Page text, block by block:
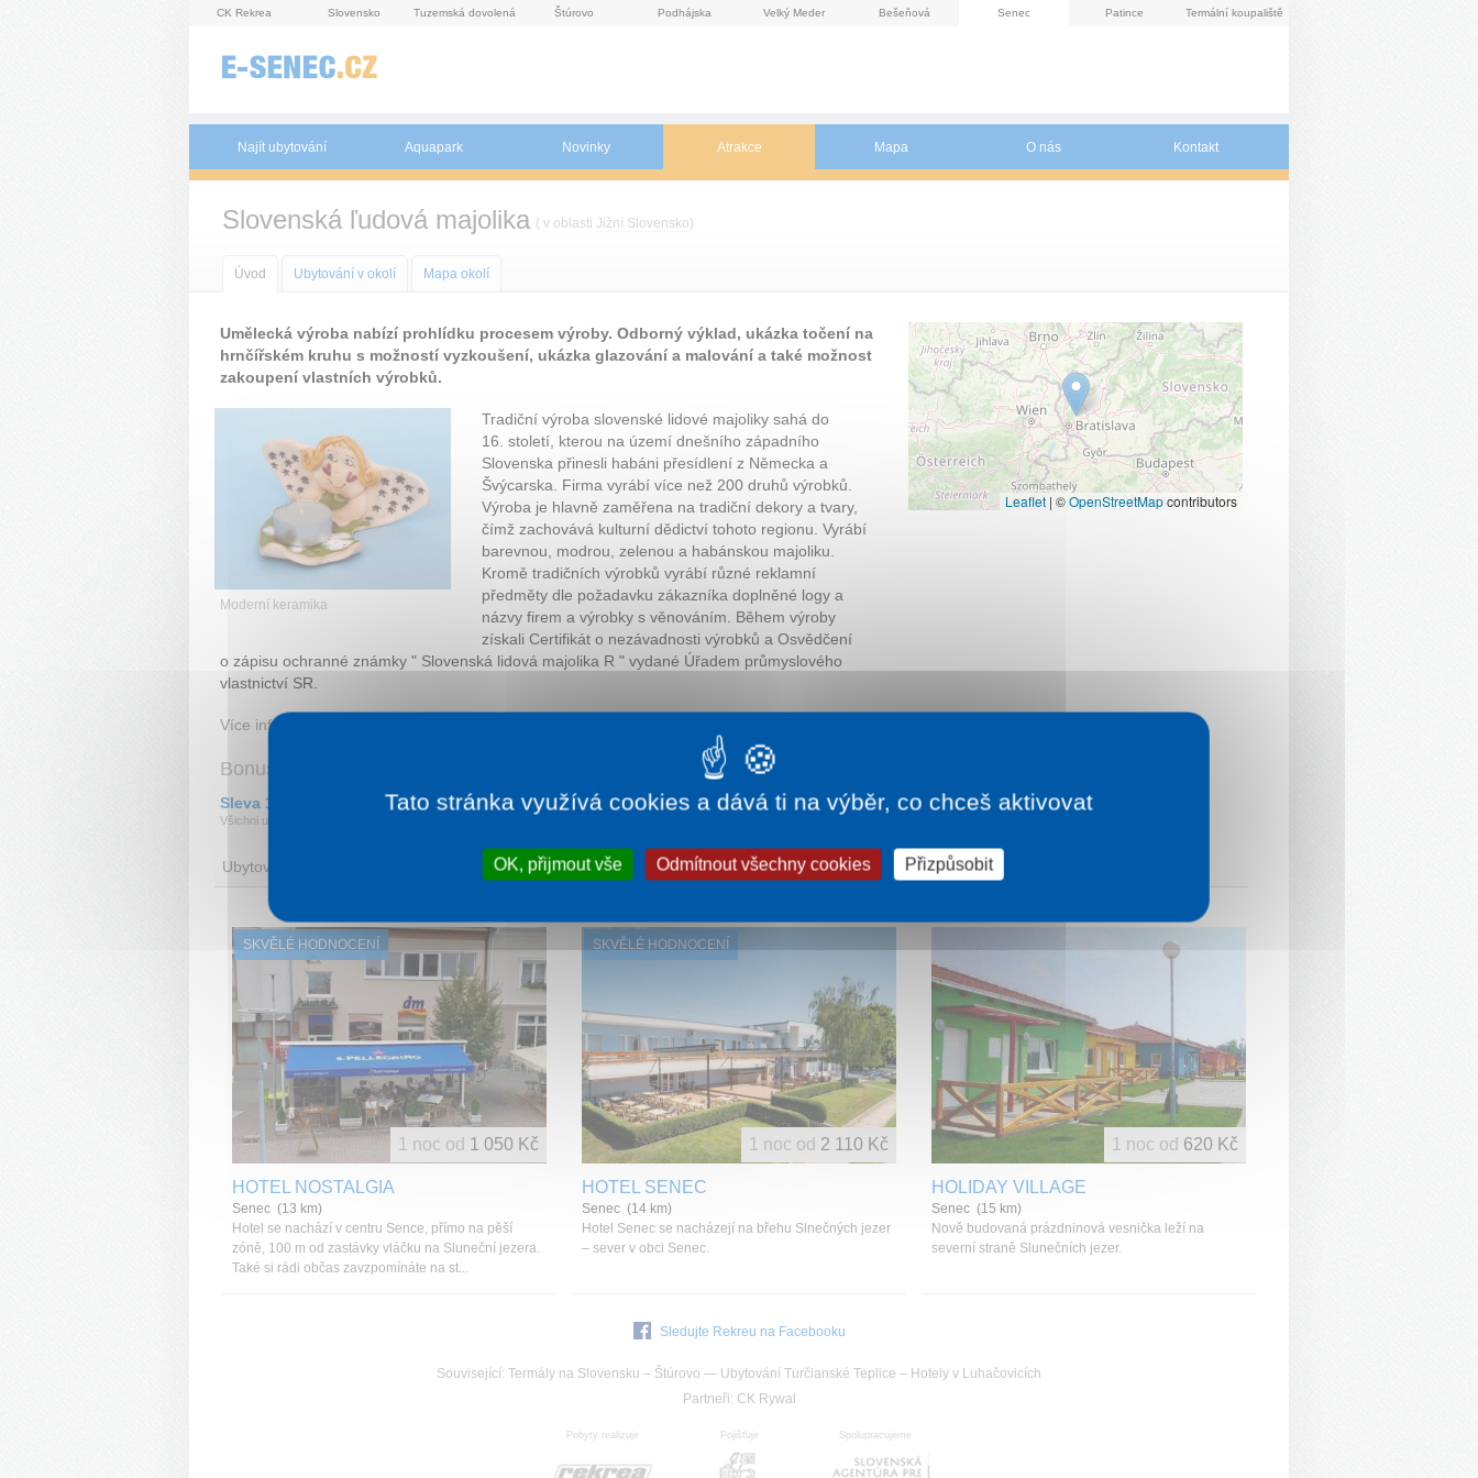
CK Rekrea Slovensko Tuzemská dovolená Štúrovo Podhájska Velký Meder Bešeňová Senec Patince Termální koupaliště
Najít ubytování Aquapark Novinky Atrakce Mapa O nás Kontakt
Slovenská ľudová majolika ( v oblasti Jižní Slovensko)
Úvod Ubytování v okolí Mapa okolí
Umělecká výroba nabízí prohlídku procesem výroby. Odborný výklad, ukázka točení na
hrnčířském kruhu s možností vyzkoušení, ukázka glazování a malování a také možnost
zakoupení vlastních výrobků.
Moderní keramika
Tradiční výroba slovenské lidové majoliky sahá do
16. století, kterou na území dnešního západního
Slovenska přinesli habáni přesídlení z Německa a
Švýcarska. Firma vyrábí více než 200 druhů výrobků.
Výroba je hlavně zaměřena na tradiční dekory a tvary,
čímž zachovává kulturní dědictví tohoto regionu. Vyrábí
barevnou, modrou, zelenou a habánskou majoliku.
Kromě tradičních výrobků vyrábí různé reklamní
předměty dle požadavku zákazníka doplněné logy a
názvy firem a výrobky s věnováním. Během výroby
získali Certifikát o nezávadnosti výrobků a Osvědčení
o zápisu ochranné známky " Slovenská lidová majolika R " vydané Úřadem průmyslového
vlastnictví SR.
Více informací:
Bonusy při objednávce ubytování na tomto webu
Sleva 10% na keramické výrobky
Všichni ubytovatelé
Leaflet | ©OpenStreetMapcontributors
Ubytování
SKVĚLÉ HODNOCENÍ
HOTEL NOSTALGIA
Senec (13 km)
Hotel se nachází v centru Sence, přímo na pěší
zóně, 100 m od zastávky vláčku na Sluneční jezera.
Také si rádi občas zavzpomínáte na st...
1 noc od 1 050 Kč
SKVĚLÉ HODNOCENÍ
HOTEL SENEC
Senec (14 km)
Hotel Senec se nacházejí na břehu Slnečných jezer
– sever v obci Senec.
1 noc od 2 110 Kč
HOLIDAY VILLAGE
Senec (15 km)
Nově budovaná prázdninová vesnička leží na
severní straně Slunečních jezer.
1 noc od 620 Kč
Sledujte Rekreu na Facebooku
Související: Termály na Slovensku – Štúrovo — Ubytování Turčianské Teplice – Hotely v Luhačovicích
Partneři: CK Rywal
Pobyty realizuje Pojišťuje Spolupracujeme
Tato stránka využívá cookies a dává ti na výběr, co chceš aktivovat
OK, přijmout vše Odmítnout všechny cookies Přizpůsobit